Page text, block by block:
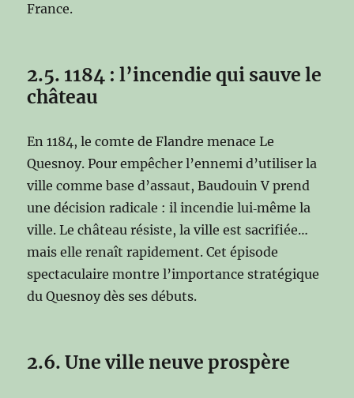
France.
2.5. 1184 : l’incendie qui sauve le
château
En 1184, le comte de Flandre menace Le
Quesnoy. Pour empêcher l’ennemi d’utiliser la
ville comme base d’assaut, Baudouin V prend
une décision radicale : il incendie lui‑même la
ville. Le château résiste, la ville est sacrifiée…
mais elle renaît rapidement. Cet épisode
spectaculaire montre l’importance stratégique
du Quesnoy dès ses débuts.
2.6. Une ville neuve prospère